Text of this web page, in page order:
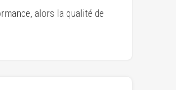
alors la qualité de